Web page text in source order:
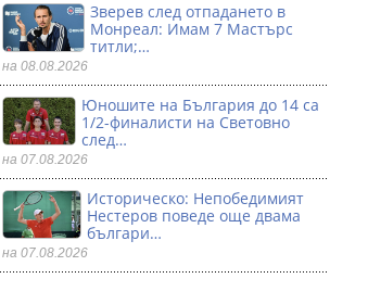
Зверев след отпадането в
Монреал: Имам 7 Мастърс
титли;…
на 08.08.2026
Юношите на България до 14 са
1/2-финалисти на Световно
след…
на 07.08.2026
Историческо: Непобедимият
Нестеров поведе още двама
българи…
на 07.08.2026